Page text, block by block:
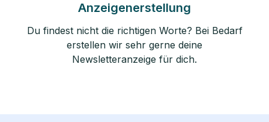
Anzeigenerstellung
Du findest nicht die richtigen Worte? Bei Bedarf
erstellen wir sehr gerne deine
Newsletteranzeige für dich.